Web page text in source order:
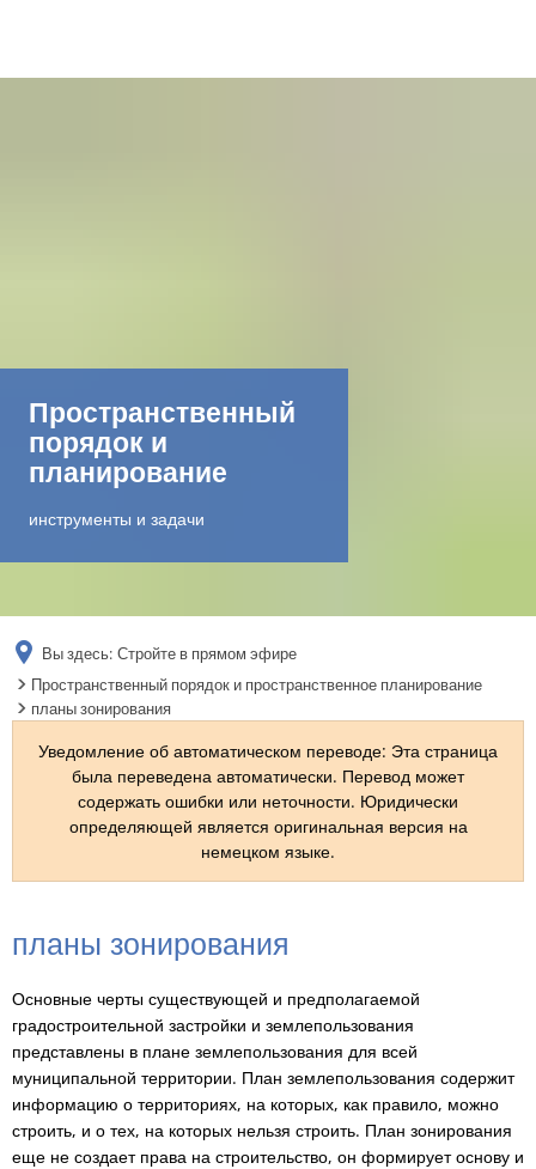
Пространственный
порядок и
планирование
инструменты и задачи
Вы здесь: Стройте в прямом эфире
Пространственный порядок и пространственное планирование
планы зонирования
Уведомление об автоматическом переводе: Эта страница
была переведена автоматически. Перевод может
содержать ошибки или неточности. Юридически
определяющей является оригинальная версия на
немецком языке.
планы
зонирования
планы зонирования
Основные черты существующей и предполагаемой
градостроительной застройки и землепользования
представлены в плане землепользования для всей
муниципальной территории. План землепользования содержит
информацию о территориях, на которых, как правило, можно
строить, и о тех, на которых нельзя строить. План зонирования
еще не создает права на строительство, он формирует основу и